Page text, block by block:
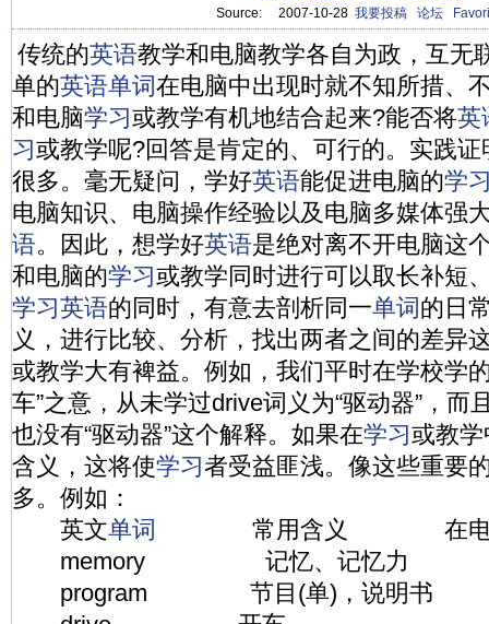
Source: 2007-10-28 我要投稿 论坛
传统的英语教学和电脑教学各自为政，互无
单的英语单词在电脑中出现时就不知所措、
和电脑学习或教学有机地结合起来?能否将英
习或教学呢?回答是肯定的、可行的。实践
很多。毫无疑问，学好英语能促进电脑的学
电脑知识、电脑操作经验以及电脑多媒体强
语。因此，想学好英语是绝对离不开电脑这
和电脑的学习或教学同时进行可以取长补短
学习英语的同时，有意去剖析同一单词的日
义，进行比较、分析，找出两者之间的差异
或教学大有裨益。例如，我们平时在学校学
车”之意，从未学过drive词义为“驱动器”，而
也没有“驱动器”这个解释。如果在学习或教
含义，这将使学习者受益匪浅。像这些重要
多。例如：
英文单词
常用含义 在电脑
memory 记忆、记忆力
program 节目(单)，说明书